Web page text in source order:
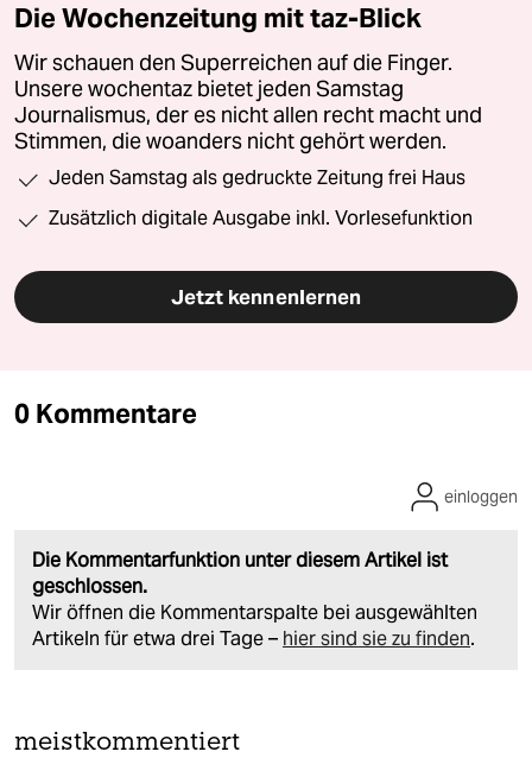
Die Wochenzeitung mit taz-Blick
Wir schauen den Superreichen auf die Finger.
Unsere wochentaz bietet jeden Samstag
Journalismus, der es nicht allen recht macht und
Stimmen, die woanders nicht gehört werden.
Jeden Samstag als gedruckte Zeitung frei Haus
Zusätzlich digitale Ausgabe inkl. Vorlesefunktion
Jetzt kennenlernen
0 Kommentare
Die Kommentarfunktion unter diesem Artikel ist
geschlossen.
Wir öffnen die Kommentarspalte bei ausgewählten
Artikeln für etwa drei Tage – hier sind sie zu finden.
einloggen
meistkommentiert